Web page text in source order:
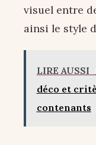
visuel entre
ainsi le style
LIRE AUSSI
déco et
contenants